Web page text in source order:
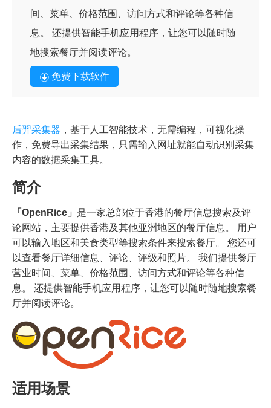
间、菜单、价格范围、访问方式和评论等各种信
息。 还提供智能手机应用程序，让您可以随时随
地搜索餐厅并阅读评论。
免费下载软件
后羿采集器 ，基于人工智能技术，无需编程，可视化操
作，免费导出采集结果，只需输入网址就能自动识别采集
内容的数据采集工具。
简介
「OpenRice」 是一家总部位于香港的餐厅信息搜索及评
论网站，主要提供香港及其他亚洲地区的餐厅信息。 用户
可以输入地区和美食类型等搜索条件来搜索餐厅。 您还可
以查看餐厅详细信息、评论、评级和照片。 我们提供餐厅
营业时间、菜单、价格范围、访问方式和评论等各种信
息。 还提供智能手机应用程序，让您可以随时随地搜索餐
厅并阅读评论。
适用场景